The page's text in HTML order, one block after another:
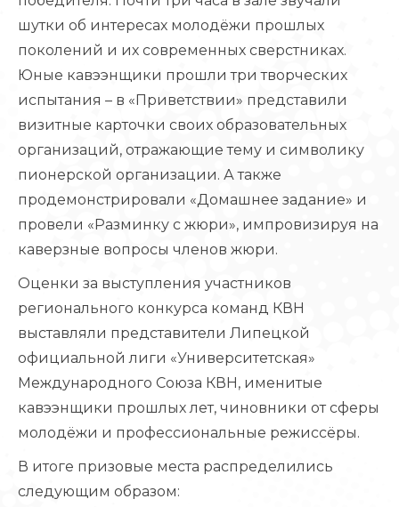
шутки об интересах молодёжи прошлых
поколений и их современных сверстниках.
Юные кавээнщики прошли три творческих
испытания – в «Приветствии» представили
визитные карточки своих образовательных
организаций, отражающие тему и символику
пионерской организации. А также
продемонстрировали «Домашнее задание» и
провели «Разминку с жюри», импровизируя на
каверзные вопросы членов жюри.
Оценки за выступления участников
регионального конкурса команд КВН
выставляли представители Липецкой
официальной лиги «Университетская»
Международного Союза КВН, именитые
кавээнщики прошлых лет, чиновники от сферы
молодёжи и профессиональные режиссёры.
В итоге призовые места распределились
следующим образом: